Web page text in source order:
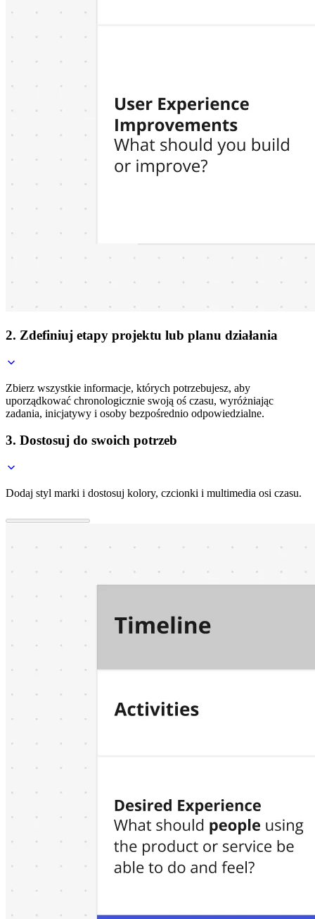
2. Zdefiniuj etapy projektu lub planu działania
Zbierz wszystkie informacje, których potrzebujesz, aby
uporządkować chronologicznie swoją oś czasu, wyróżniając
zadania, inicjatywy i osoby bezpośrednio odpowiedzialne.
3. Dostosuj do swoich potrzeb
Dodaj styl marki i dostosuj kolory, czcionki i multimedia osi czasu.